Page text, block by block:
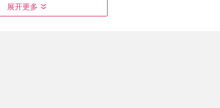
展开更多